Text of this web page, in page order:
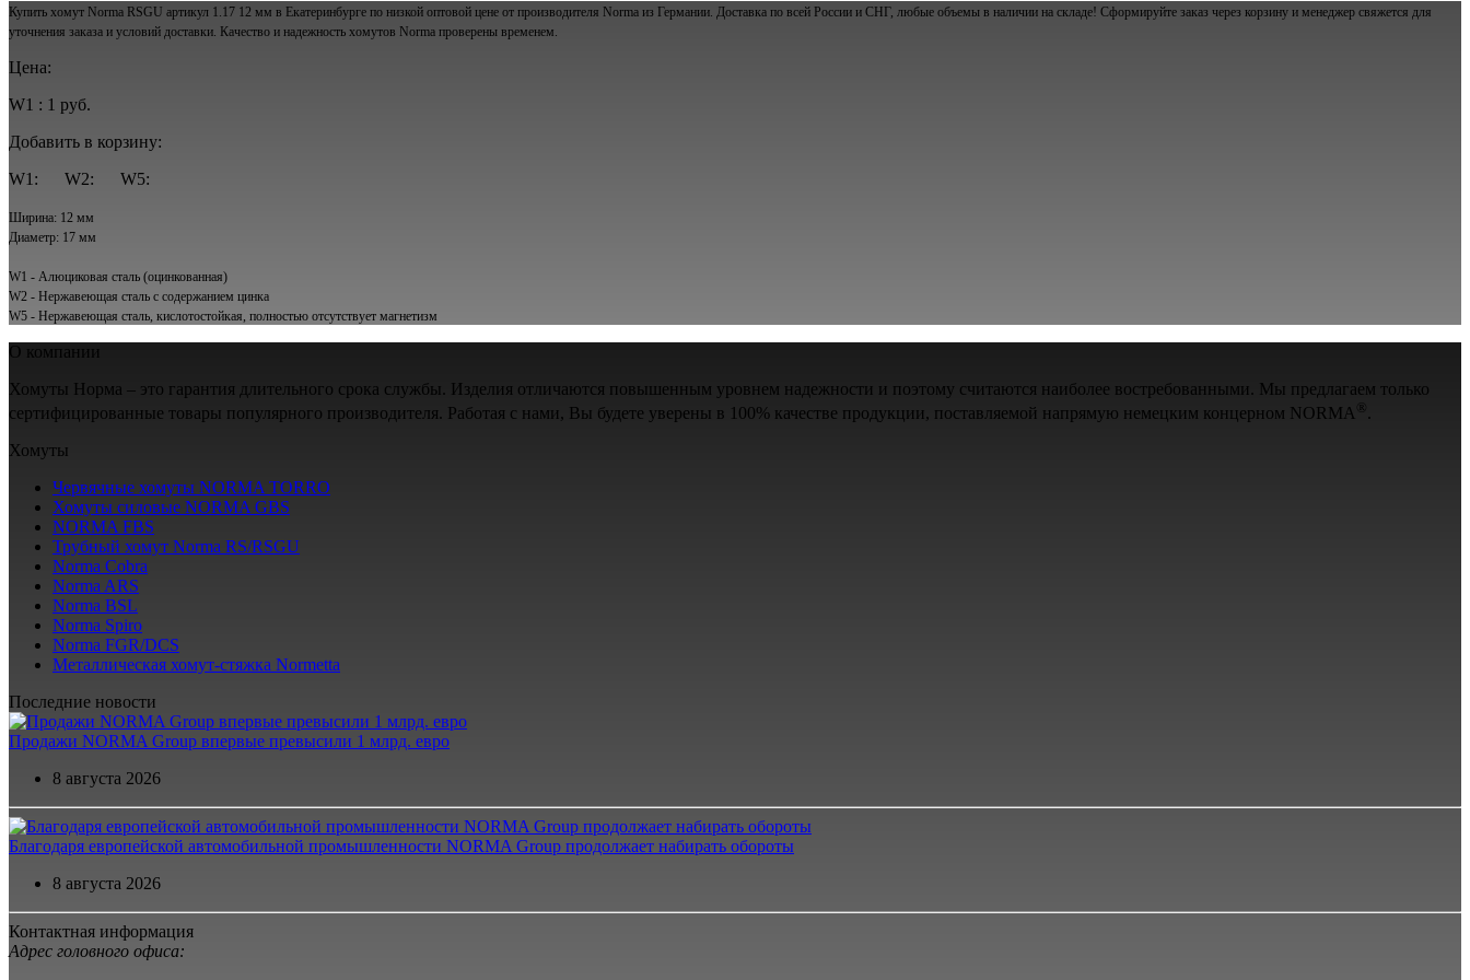
Купить хомут Norma RSGU артикул 1.17 12 мм в Екатеринбурге по низкой оптовой цене от производителя Norma из Германии. Доставка по всей России и СНГ, любые объемы в наличии на складе! Сформируйте заказ через корзину и менеджер свяжется для
уточнения заказа и условий доставки. Качество и надежность хомутов Norma проверены временем.
Цена:
W1 : 1 руб.
Добавить в корзину:
W1:
W2: W5:
Ширина: 12 мм
Диаметр: 17 мм
W1 - Алюциковая сталь (оцинкованная)
W2 - Нержавеющая сталь с содержанием цинка
W5 - Нержавеющая сталь, кислотостойкая, полностью отсутствует магнетизм
О компании
Хомуты Норма – это гарантия длительного срока службы. Изделия отличаются повышенным уровнем надежности и поэтому считаются наиболее востребованными. Мы предлагаем только
сертифицированные товары популярного производителя. Работая с нами, Вы будете уверены в 100% качестве продукции, поставляемой напрямую немецким концерном NORMA ® .
Хомуты
Червячные хомуты NORMA TORRO
Хомуты силовые NORMA GBS
NORMA FBS
Трубный хомут Norma RS/RSGU
Norma Cobra
Norma ARS
Norma BSL
Norma Spiro
Norma FGR/DCS
Металлическая хомут-стяжка Normetta
Последние новости
Продажи NORMA Group впервые превысили 1 млрд. евро
8 августа 2026
Благодаря европейской автомобильной промышленности NORMA Group продолжает набирать обороты
8 августа 2026
Контактная информация
Адрес головного офиса: